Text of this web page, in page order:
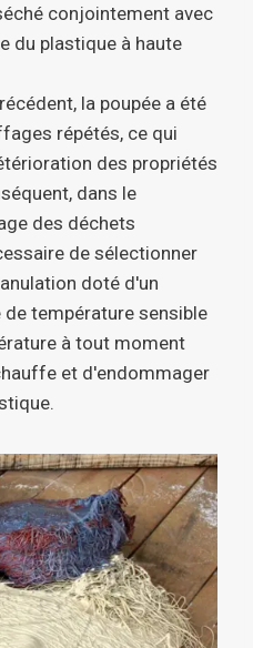
conjointement avec
du plastique à haute
la poupée a été
répétés, ce qui
des propriétés
dans le
des déchets
de sélectionner
doté d'un
température sensible
à tout moment
et d'endommager